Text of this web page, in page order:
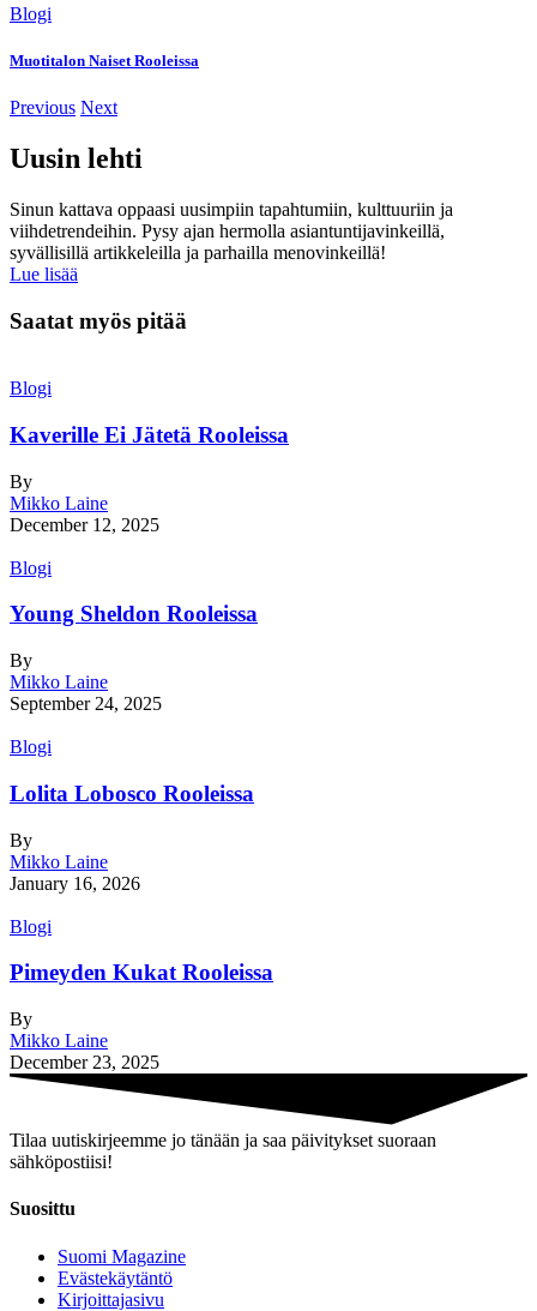
Blogi
Muotitalon Naiset Rooleissa
Previous Next
Uusin lehti
Sinun kattava oppaasi uusimpiin tapahtumiin, kulttuuriin ja
viihdetrendeihin. Pysy ajan hermolla asiantuntijavinkeillä,
syvällisillä artikkeleilla ja parhailla menovinkeillä!
Lue lisää
Saatat myös pitää
Blogi
Kaverille Ei Jätetä Rooleissa
By
Mikko Laine
December 12, 2025
Blogi
Young Sheldon Rooleissa
By
Mikko Laine
September 24, 2025
Blogi
Lolita Lobosco Rooleissa
By
Mikko Laine
January 16, 2026
Blogi
Pimeyden Kukat Rooleissa
By
Mikko Laine
December 23, 2025
Tilaa uutiskirjeemme jo tänään ja saa päivitykset suoraan
sähköpostiisi!
Suosittu
Suomi Magazine
Evästekäytäntö
Kirjoittajasivu